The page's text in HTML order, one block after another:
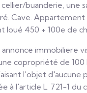
buanderie, une
Cave. Appartement
loué 450 + 100e de
immobiliere
copropriété de 100
l'objet d'aucune
à l'article L. 721-1 du